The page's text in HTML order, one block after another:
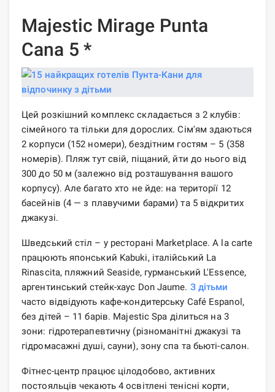
Majestic Mirage Punta
Cana 5 *
Цей розкішний комплекс складається з 2 клубів:
сімейного та тільки для дорослих. Сім'ям здаються
2 корпуси (152 номери), бездітним гостям – 5 (358
номерів). Пляж тут свій, піщаний, йти до нього від
300 до 50 м (залежно від розташування вашого
корпусу). Але багато хто не йде: на території 12
басейнів (4 — з плавучими барами) та 5 відкритих
джакузі.
Шведський стіл – у ресторані Marketplace. А la carte
працюють японський Kabuki, італійський La
Rinascita, пляжний Seaside, гурманський L'Essence,
аргентинський стейк-хаус Don Jaume. З дітьми
часто відвідують кафе-кондитерську Café Espanol,
без дітей – 11 барів. Majestic Spa ділиться на 3
зони: гідротерапевтичну (різноманітні джакузі та
гідромасажні душі, сауни), зону спа та бьюті-салон.
Фітнес-центр працює цілодобово, активних
постояльців чекають 4 освітлені тенісні корти,